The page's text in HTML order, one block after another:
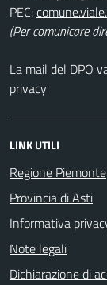
PEC:
(Per comunicare
La mail del DPO
privacy
LINK UTILI
Regione Piemonte
Provincia di Asti
Informativa
Note legali
Dichiarazione di